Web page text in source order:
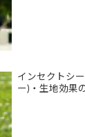
インセクトシ
ー)・生地効果